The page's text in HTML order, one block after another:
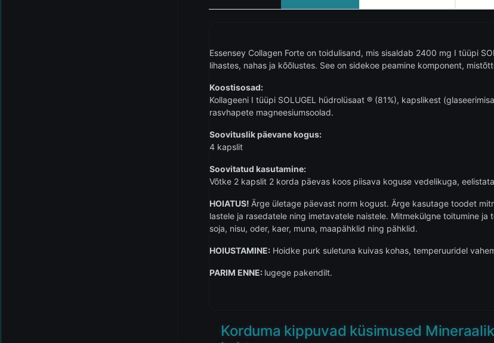
Essensey Collagen Forte on toidulisand, mis sisaldab 2400 mg I tüüpi
lihastes, nahas ja kõõlustes. See on sidekoe peamine komponent,
Koostisosad:
Kollageeni I tüüpi SOLUGEL hüdrolüsaat ® (81%), kapslikest
rasvhapete magneesiumsoolad.
Soovituslik päevane kogus:
4 kapslit
Soovitatud kasutamine:
Võtke 2 kapslit 2 korda päevas koos piisava koguse vedelikuga,
HOIATUS!Ärge ületage päevast norm kogust. Ärge kasutage toodet
lastele ja rasedatele ning imetavatele naistele. Mitmekülgne toitumine
soja, nisu, oder, kaer, muna, maapähklid ning pähklid.
HOIUSTAMINE: Hoidke purk suletuna kuivas kohas, temperuuridel
PARIM ENNE: lugege pakendilt.
Korduma kippuvad küsimused